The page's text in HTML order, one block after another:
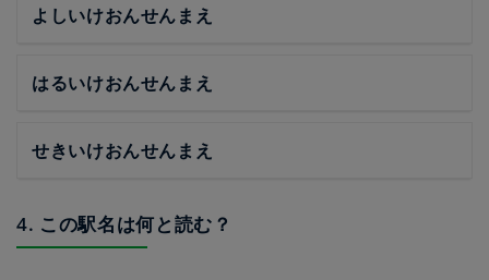
よしいけおんせんまえ
はるいけおんせんまえ
せきいけおんせんまえ
4. この駅名は何と読む？